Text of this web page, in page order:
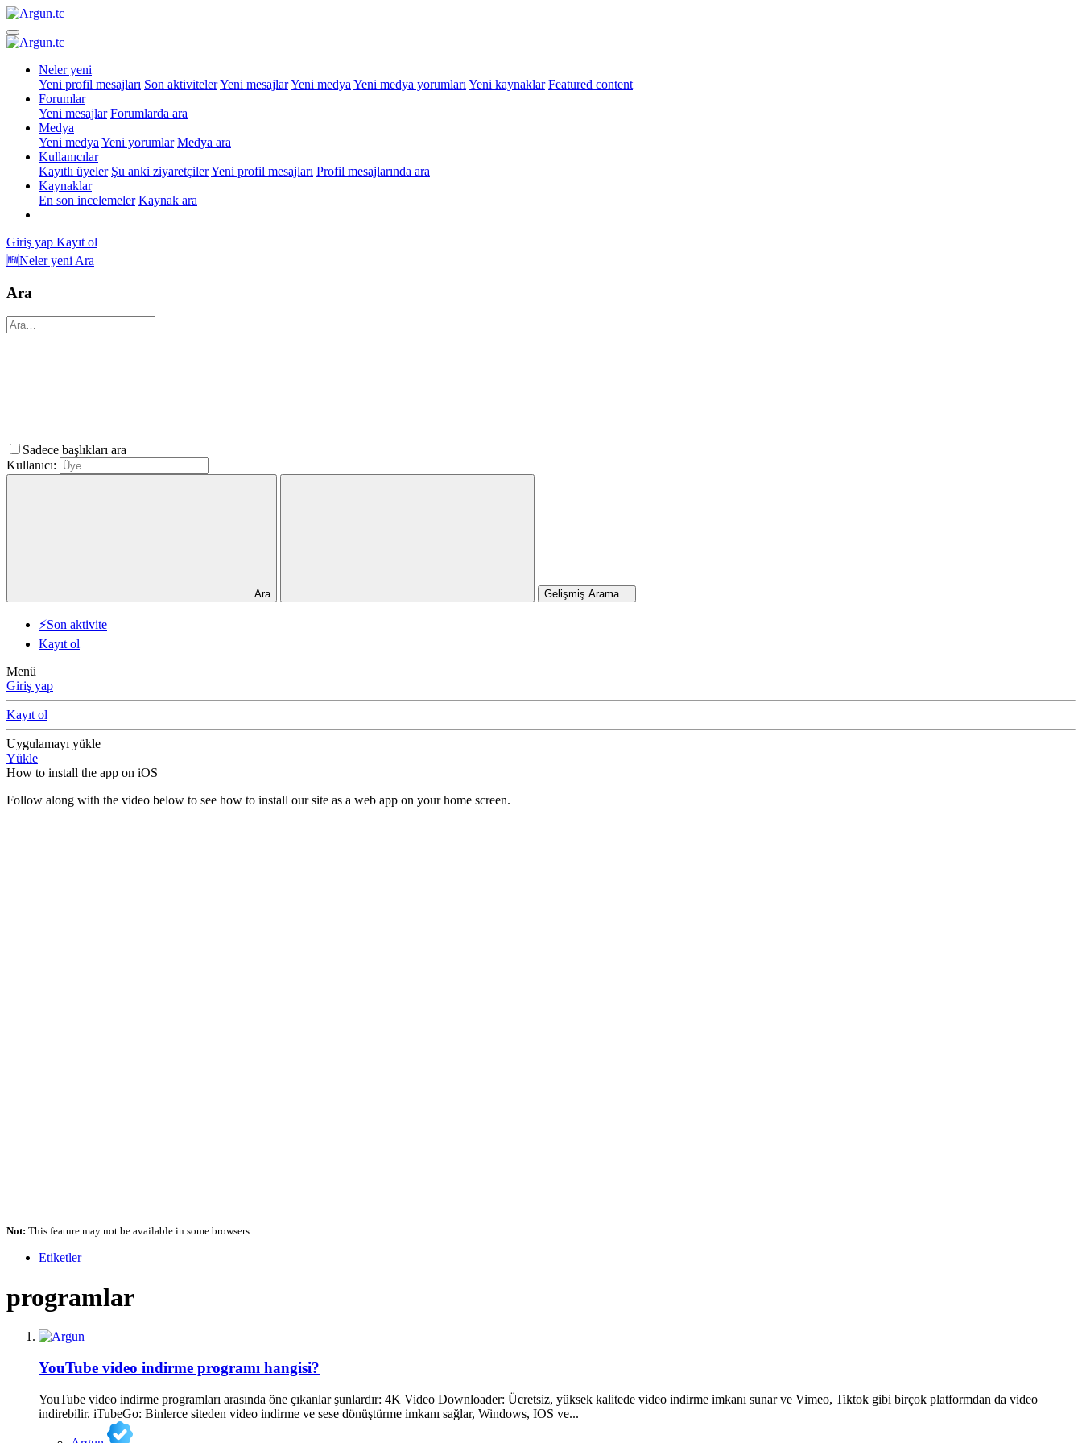
Neler yeni
Yeni profil mesajları Son aktivitelerYeni mesajlarYeni medya Yeni medya yorumları Yeni kaynaklar Featured content
Forumlar
Yeni mesajlar Forumlarda ara
Medya
Yeni medya Yeni yorumlar Medya ara
Kullanıcılar
Kayıtlı üyeler Şu anki ziyaretçilerYeni profil mesajları Profil mesajlarında ara
Kaynaklar
En son incelemeler Kaynak ara
Giriş yap Kayıt ol
🆕Neler yeni Ara
Ara
Sadece başlıkları ara
Kullanıcı:
Ara Gelişmiş Arama…
⚡Son aktivite
Kayıt ol
Menü
Giriş yap
Kayıt ol
Uygulamayı yükle
Yükle
How to install the app on iOS
Follow along with the video below to see how to install our site as a web app on your home screen.
Not: This feature may not be available in some browsers.
Etiketler
programlar
YouTube video indirme programı hangisi?
YouTube video indirme programları arasında öne çıkanlar şunlardır: 4K Video Downloader: Ücretsiz, yüksek kalitede video indirme imkanı sunar ve Vimeo, Tiktok gibi birçok platformdan da video
indirebilir. iTubeGo: Binlerce siteden video indirme ve sese dönüştürme imkanı sağlar, Windows, IOS ve...